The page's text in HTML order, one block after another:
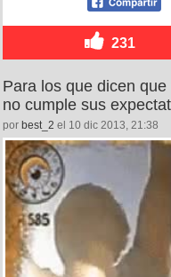
231
Para los que dicen
no cumple sus
por best_2 el 10 dic 2013, 21:38